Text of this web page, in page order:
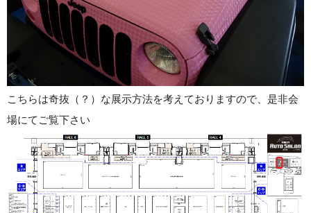
こちらは奇抜（？）な展示方法を考えておりますので、是非会
場にてご覧下さい